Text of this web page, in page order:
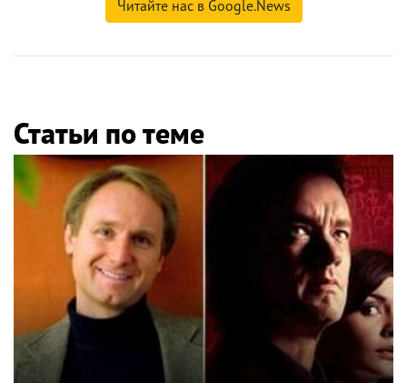
Читайте нас в Google.News
Статьи по теме